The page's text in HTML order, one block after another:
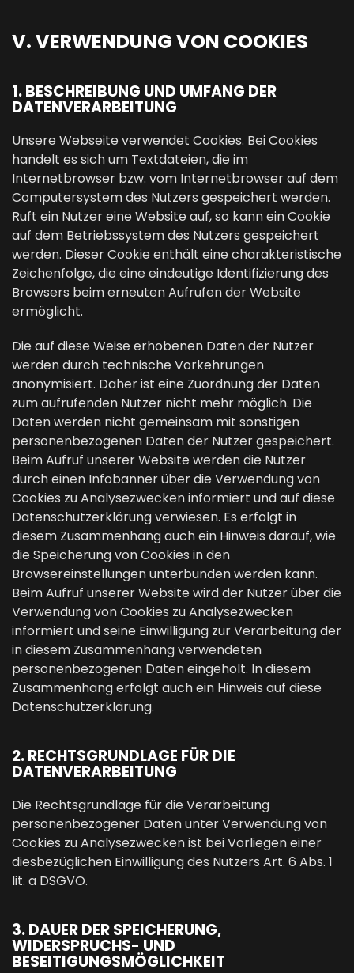
V. VERWENDUNG VON COOKIES
1. BESCHREIBUNG UND UMFANG DER
DATENVERARBEITUNG
Unsere Webseite verwendet Cookies. Bei Cookies
handelt es sich um Textdateien, die im
Internetbrowser bzw. vom Internetbrowser auf dem
Computersystem des Nutzers gespeichert werden.
Ruft ein Nutzer eine Website auf, so kann ein Cookie
auf dem Betriebssystem des Nutzers gespeichert
werden. Dieser Cookie enthält eine charakteristische
Zeichenfolge, die eine eindeutige Identifizierung des
Browsers beim erneuten Aufrufen der Website
ermöglicht.
Die auf diese Weise erhobenen Daten der Nutzer
werden durch technische Vorkehrungen
anonymisiert. Daher ist eine Zuordnung der Daten
zum aufrufenden Nutzer nicht mehr möglich. Die
Daten werden nicht gemeinsam mit sonstigen
personenbezogenen Daten der Nutzer gespeichert.
Beim Aufruf unserer Website werden die Nutzer
durch einen Infobanner über die Verwendung von
Cookies zu Analysezwecken informiert und auf diese
Datenschutzerklärung verwiesen. Es erfolgt in
diesem Zusammenhang auch ein Hinweis darauf, wie
die Speicherung von Cookies in den
Browsereinstellungen unterbunden werden kann.
Beim Aufruf unserer Website wird der Nutzer über die
Verwendung von Cookies zu Analysezwecken
informiert und seine Einwilligung zur Verarbeitung der
in diesem Zusammenhang verwendeten
personenbezogenen Daten eingeholt. In diesem
Zusammenhang erfolgt auch ein Hinweis auf diese
Datenschutzerklärung.
2. RECHTSGRUNDLAGE FÜR DIE
DATENVERARBEITUNG
Die Rechtsgrundlage für die Verarbeitung
personenbezogener Daten unter Verwendung von
Cookies zu Analysezwecken ist bei Vorliegen einer
diesbezüglichen Einwilligung des Nutzers Art. 6 Abs. 1
lit. a DSGVO.
3. DAUER DER SPEICHERUNG,
WIDERSPRUCHS- UND
BESEITIGUNGSMÖGLICHKEIT